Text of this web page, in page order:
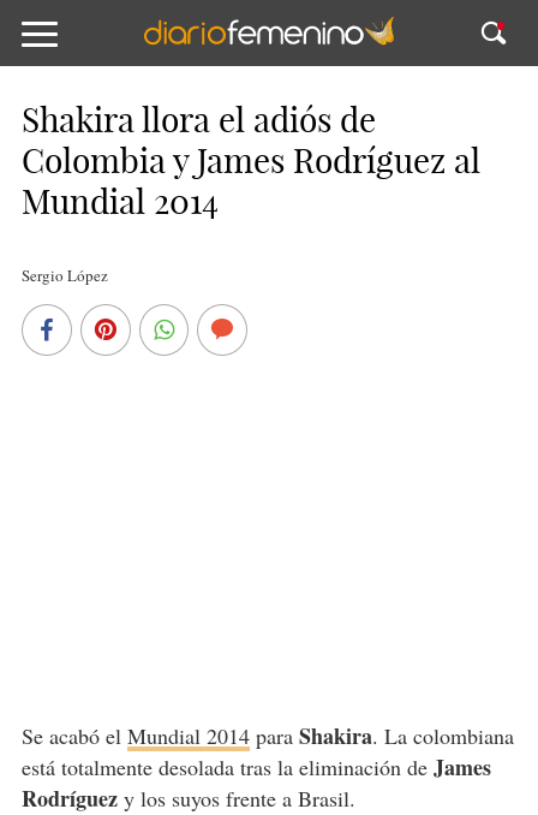
Shakira llora el adiós de
Colombia y James Rodríguez al
Mundial 2014
Sergio López
Se acabó el Mundial 2014para Shakira. La colombiana
está totalmente desolada tras la eliminación de James
Rodríguezy los suyos frente a Brasil.